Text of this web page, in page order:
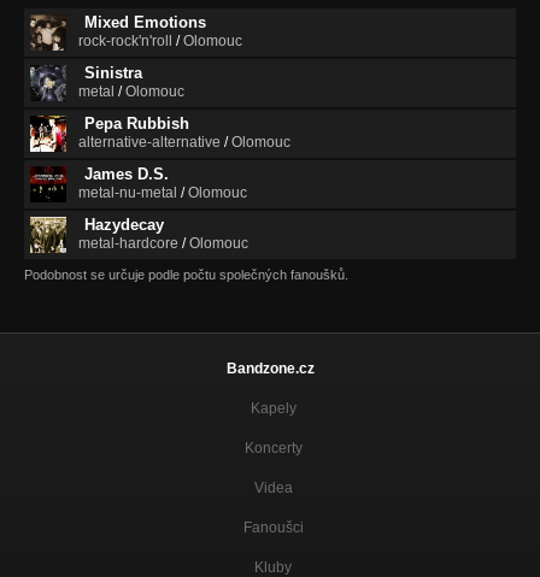
Mixed Emotions
rock-rock'n'roll /Olomouc
Sinistra
metal /Olomouc
Pepa Rubbish
alternative-alternative /Olomouc
James D.S.
metal-nu-metal /Olomouc
Hazydecay
metal-hardcore /Olomouc
Podobnost se určuje podle počtu společných fanoušků.
Bandzone.cz
Kapely
Koncerty
Videa
Fanoušci
Kluby